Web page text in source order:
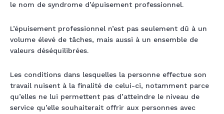
le nom de syndrome d’épuisement professionnel.
L’épuisement professionnel n’est pas seulement dû à un
volume élevé de tâches, mais aussi à un ensemble de
valeurs déséquilibrées.
Les conditions dans lesquelles la personne effectue son
travail nuisent à la finalité de celui-ci, notamment parce
qu’elles ne lui permettent pas d’atteindre le niveau de
service qu’elle souhaiterait offrir aux personnes avec